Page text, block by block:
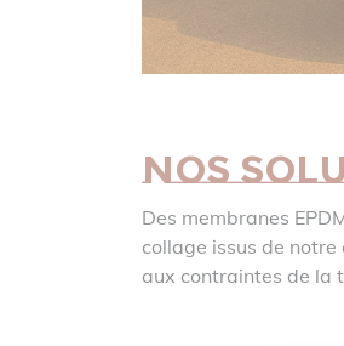
Nos
Des membranes
collage issus de
aux contraintes de la